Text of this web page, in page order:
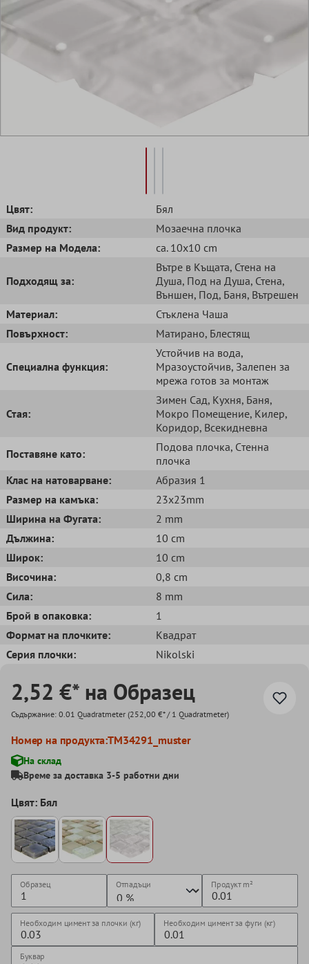
Цвят:
Бял
Вид продукт:
Mозаечна плочка
Размер на Модела:
ca. 10x10 cm
Подходящ за:
Вътре в Къщата, Стена на
Душа, Под на Душа, Стена,
Външен, Под, Баня, Вътрешен
Mатериал:
Стъклена Чаша
Повърхност:
Матирано, Блестящ
Специална функция:
Устойчив на вода,
Мразоустойчив, Залепен за
мрежа готов за монтаж
Стая:
Зимен Сад, Кухня, Баня,
Мокро Помещение, Килер,
Коридор, Всекидневна
Поставяне като:
Подова плочка, Cтенна
плочка
Клас на натоварване:
Абразия 1
Размер на камъка:
23x23mm
Ширина на Фугата:
2 mm
Дължина:
10 cm
Широк:
10 cm
Височина:
0,8 cm
Сила:
8 mm
Брой в опаковка:
1
Формат на плочките:
Квадрат
Серия плочки:
Nikolski
2,52 €* на Образец
Съдържание: 0.01 Quadratmeter (252,00 €* / 1 Quadratmeter)
Номер на продукта:TM34291_muster
На склад
Време за доставка 3-5 работни дни
Цвят: Бял
Образец Отпадъци Продуктm²
Необходим цимент за плочки (кг) Необходим цимент за фуги (кг)
Буквар